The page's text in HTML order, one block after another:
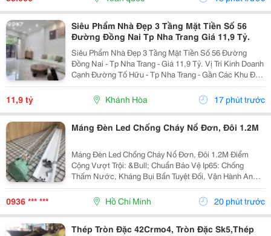
Siêu Phẩm Nhà Đẹp 3 Tầng Mặt Tiền Số 56
Đường Đồng Nai Tp Nha Trang Giá 11,9 Tỷ.
Siêu Phẩm Nhà Đẹp 3 Tầng Mặt Tiền Số 56 Đường
Đồng Nai - Tp Nha Trang - Giá 11,9 Tỷ. Vị Trí Kinh Doanh
Cạnh Đường Tố Hữu - Tp Nha Trang - Gần Các Khu Đô
Thị. Nhà Mới Đẹp 3 Tầng Mặt Tiền + 1 Mặt Hẻm - Kiến
Trúc Hiện Đại - Đầy Đủ Tiện Nghi. - Nhà Có...
11,9 tỷ Khánh Hòa 17 phút trước
Máng Đèn Led Chống Cháy Nổ Đơn, Đôi 1.2M
Máng Đèn Led Chống Cháy Nổ Đơn, Đôi 1.2M Điểm
Cộng Vượt Trội: &Bull; Chuẩn Bảo Vệ Ip65: Chống
Thấm Nước, Kháng Bụi Bẩn Tuyệt Đối, Vận Hành An
Toàn Trong Các Khu Vực Nguy Hiểm Zone 1, Zone 2, Iia,
Iib Và Môi Trường Nhiệt Độ Cao. &Bull; Chóa Thủy...
0936 *** *** Hồ Chí Minh 20 phút trước
Thép Tròn Đặc 42Crmo4, Tròn Đặc Sk5,Thép